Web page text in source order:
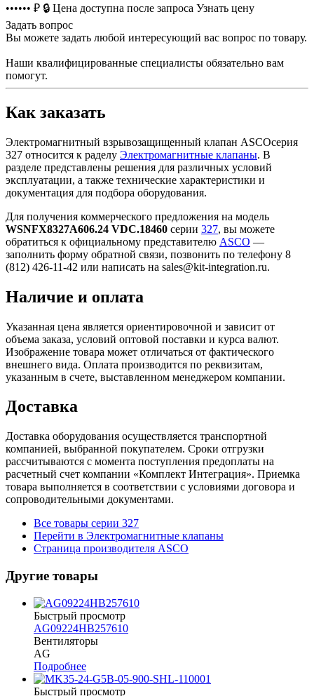
•••••• ₽ 🔒 Цена доступна после запроса Узнать цену
Задать вопрос
Вы можете задать любой интересующий вас вопрос по товару.
Наши квалифицированные специалисты обязательно вам
помогут.
Как заказать
Электромагнитный взрывозащищенный клапан ASCOсерия
327 относится к раделу Электромагнитные клапаны. В
разделе представлены решения для различных условий
эксплуатации, а также технические характеристики и
документация для подбора оборудования.
Для получения коммерческого предложения на модель
WSNFX8327A606.24 VDC.18460 серии 327, вы можете
обратиться к официальному представителю ASCO —
заполнить форму обратной связи, позвонить по телефону 8
(812) 426-11-42 или написать на sales@kit-integration.ru.
Наличие и оплата
Указанная цена является ориентировочной и зависит от
объема заказа, условий оптовой поставки и курса валют.
Изображение товара может отличаться от фактического
внешнего вида. Оплата производится по реквизитам,
указанным в счете, выставленном менеджером компании.
Доставка
Доставка оборудования осуществляется транспортной
компанией, выбранной покупателем. Сроки отгрузки
рассчитываются с момента поступления предоплаты на
расчетный счет компании «Комплект Интеграция». Приемка
товара выполняется в соответствии с условиями договора и
сопроводительными документами.
Все товары серии 327
Перейти в Электромагнитные клапаны
Страница производителя ASCO
Другие товары
Быстрый просмотр
AG09224HB257610
Вентиляторы
AG
Подробнее
Быстрый просмотр